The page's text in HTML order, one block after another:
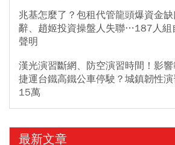
兆基怎麼了？包租代管龍頭爆資金
辭、趙姬投資操盤人失聯…187人組
聲明
漢光演習斷網、防空演習時間！影
捷運台鐵高鐵公車停駛？城鎮韌性
15萬
最新文章